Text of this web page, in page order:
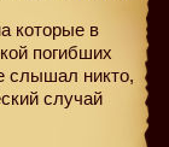
которые в
погибших
слышал никто,
случай